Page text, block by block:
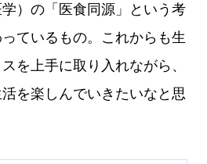
）の「医食同源」という考
ているもの。これからも生
を上手に取り入れながら、
を楽しんでいきたいなと思